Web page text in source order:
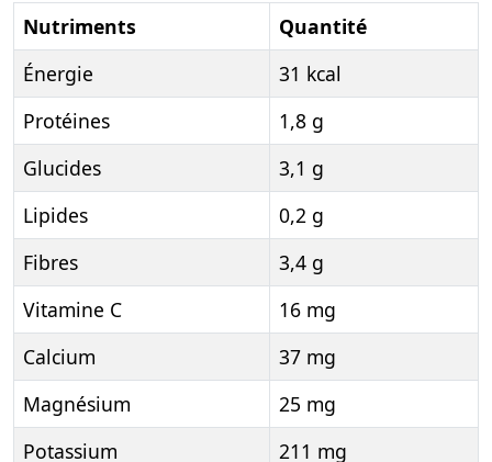
Nutriments
Quantité
Énergie
31 kcal
Protéines
1,8 g
Glucides
3,1 g
Lipides
0,2 g
Fibres
3,4 g
Vitamine C
16 mg
Calcium
37 mg
Magnésium
25 mg
Potassium
211 mg